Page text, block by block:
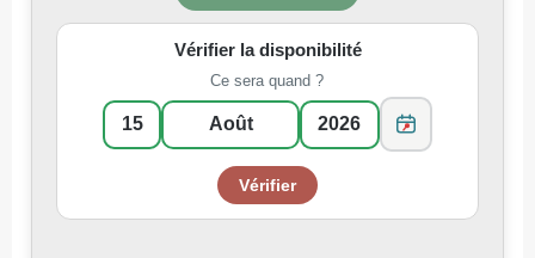
Vérifier la disponibilité
Ce sera quand ?